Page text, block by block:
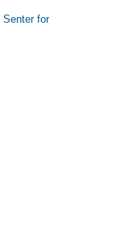
Senter for